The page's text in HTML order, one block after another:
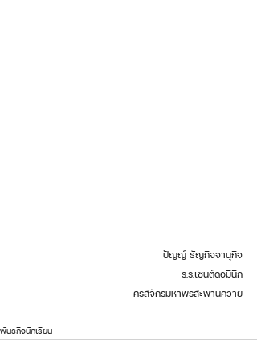
ปัญญ์ ธัญกิจจานุกิจ
ร.ร.เซนต์ดอมินิก
คริสจักรมหาพรสะพานควาย
พันธกิจนักเรียน